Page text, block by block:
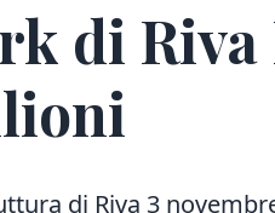
di
di Riva 3